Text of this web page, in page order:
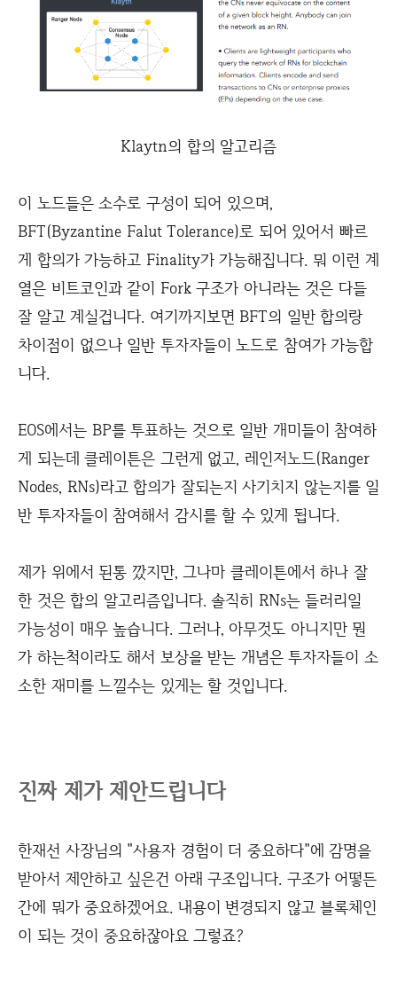
Klaytn의 합의 알고리즘
이 노드들은 소수로 구성이 되어 있으며,
BFT(Byzantine Falut Tolerance)로 되어 있어서 빠르
게 합의가 가능하고 Finality가 가능해집니다. 뭐 이런 계
열은 비트코인과 같이 Fork 구조가 아니라는 것은 다들
잘 알고 계실겁니다. 여기까지보면 BFT의 일반 합의랑
차이점이 없으나 일반 투자자들이 노드로 참여가 가능합
니다.
EOS에서는 BP를 투표하는 것으로 일반 개미들이 참여하
게 되는데 클레이튼은 그런게 없고, 레인저노드(Ranger
Nodes, RNs)라고 합의가 잘되는지 사기치지 않는지를 일
반 투자자들이 참여해서 감시를 할 수 있게 됩니다.
제가 위에서 된통 깠지만, 그나마 클레이튼에서 하나 잘
한 것은 합의 알고리즘입니다. 솔직히 RNs는 들러리일
가능성이 매우 높습니다. 그러나, 아무것도 아니지만 뭔
가 하는척이라도 해서 보상을 받는 개념은 투자자들이 소
소한 재미를 느낄수는 있게는 할 것입니다.
진짜 제가 제안드립니다
한재선 사장님의 "사용자 경험이 더 중요하다"에 감명을
받아서 제안하고 싶은건 아래 구조입니다. 구조가 어떻든
간에 뭐가 중요하겠어요. 내용이 변경되지 않고 블록체인
이 되는 것이 중요하잖아요 그렇죠?